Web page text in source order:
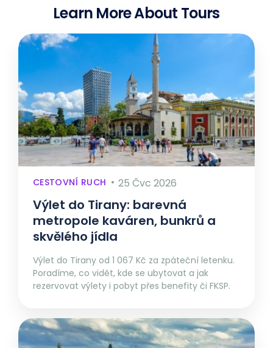
Learn More About Tours
CESTOVNÍ RUCH 25 Čvc 2026
Výlet do Tirany: barevná
metropole kaváren, bunkrů a
skvělého jídla
Výlet do Tirany od 1 067 Kč za zpáteční letenku.
Poradíme, co vidět, kde se ubytovat a jak
rezervovat výlety i pobyt přes benefity či FKSP.